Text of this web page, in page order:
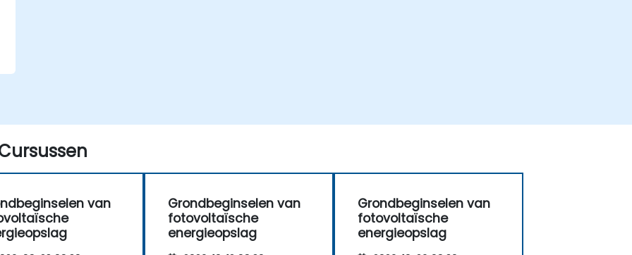
van
Grondbeginselen van
fotovoltaïsche
energieopslag
Grondbeginselen van
fotovoltaïsche
energieopslag